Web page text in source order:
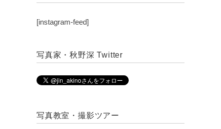
[instagram-feed]
写真家・秋野深 Twitter
写真教室・撮影ツアー